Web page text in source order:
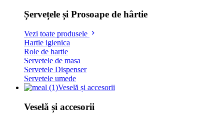
Șervețele și Prosoape de hârtie
Vezi toate produsele
Hartie igienica
Role de hartie
Servetele de masa
Servetele Dispenser
Servetele umede
Veselă și accesorii
Veselă și accesorii